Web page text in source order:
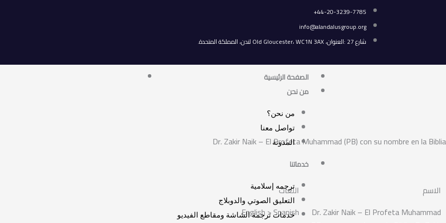
44-20-3239-7785+
info@alandalusgroup.org
شارع 27 :العنوان، Old Gloucester، WC1N 3AX لندن، المملكة المتحدة.
الصفحة الرئيسية
من نحن
من نحن؟
تواصل معنا
المدونة
خدماتنا
ترجمه إسلامية
التعليق الصوتي والدوبلاج
خدمات ترجمة الشاشة ومقاطع الفيديو
Dr. Zakir Naik – El Profeta Muhammad (PB) con su nombre en la Biblia
الاسم
Dr. Zakir Naik – El Profeta Muhammad
اللغات
English > Spanish